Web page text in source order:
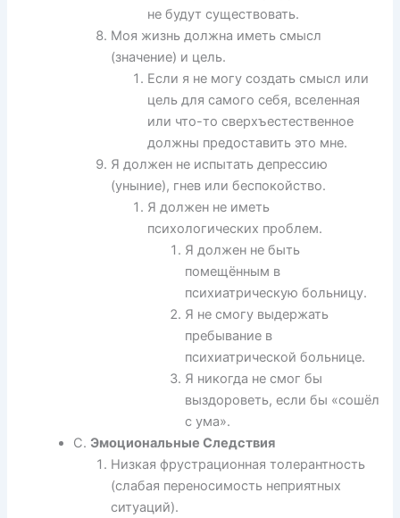
не будут существовать.
Моя жизнь должна иметь смысл
(значение) и цель.
Если я не могу создать смысл или
цель для самого себя, вселенная
или что-то сверхъестественное
должны предоставить это мне.
Я должен не испытать депрессию
(уныние), гнев или беспокойство.
Я должен не иметь
психологических проблем.
Я должен не быть
помещённым в
психиатрическую больницу.
Я не смогу выдержать
пребывание в
психиатрической больнице.
Я никогда не смог бы
выздороветь, если бы «сошёл
с ума».
C. Эмоциональные Следствия
Низкая фрустрационная толерантность
(слабая переносимость неприятных
ситуаций).